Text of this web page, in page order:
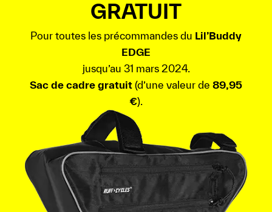
GRATUIT
Pour toutes les précommandes du Lil’Buddy
EDGE
jusqu’au 31 mars 2024.
Sac de cadre gratuit (d’une valeur de 89,95
€).